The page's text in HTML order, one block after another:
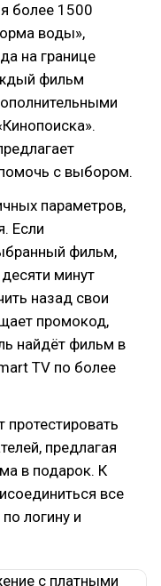
более 1500
воды»,
на границе
фильм
с выбором.
параметров,
Если
фильм,
минут
назад свои
промокод,
найдёт фильм в
TV по более
протестировать
предлагая
в подарок. К
все
логину и